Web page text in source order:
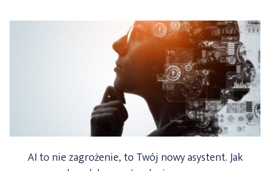
AI to nie zagrożenie, to Twój nowy asystent. Jak